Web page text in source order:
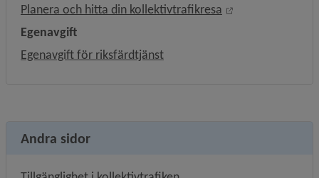
Planera och hitta din kollektivtrafikresa
Länk till annan
Egenavgift
Egenavgift för riksfärdtjänst
Andra sidor